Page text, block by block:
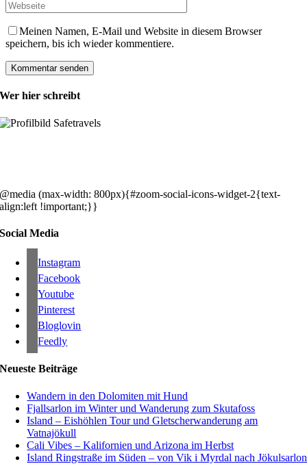
Meinen Namen, E-Mail und Website in diesem Browser
speichern, bis ich wieder kommentiere.
Wer hier schreibt
@media (max-width: 800px){#zoom-social-icons-widget-2{text-
align:left !important;}}
Social Media
Instagram
Facebook
Youtube
Pinterest
Bloglovin
Feedly
Neueste Beiträge
Wandern in den Dolomiten mit Hund
Fjallsarlon im Winter und Wanderung zum Skutafoss
Island – Eishöhlen Tour und Gletscherwanderung am
Vatnajökull
Cali Vibes – Kalifornien und Arizona im Herbst
Island Ringstraße im Süden – von Vik i Myrdal nach Jökulsarlon